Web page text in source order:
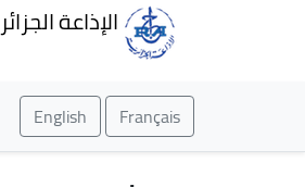
الإذاعة
Français
English